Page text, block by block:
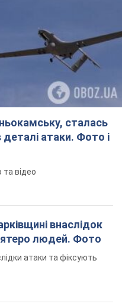
сталась
атаки. Фото і
та відео
внаслідок
людей. Фото
атаки та фіксують